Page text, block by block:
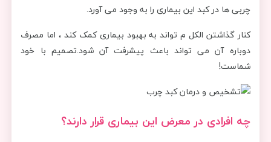
چربی ها در کبد این بیماری را به وجود می آورد.
کنار گذاشتن الکل م تواند به بهبود بیماری کمک کند ، اما مصرف
دوباره آن می تواند باعث پیشرفت آن شود.تصمیم با خود
شماست!
چه افرادی در معرض این بیماری قرار دارند؟